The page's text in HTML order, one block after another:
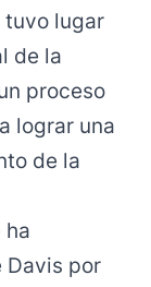
tuvo lugar
de la
proceso
lograr una
de la
ha
Davis por